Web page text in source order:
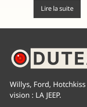
Lire la suite
Willys, Ford,
vision : LA JEEP.